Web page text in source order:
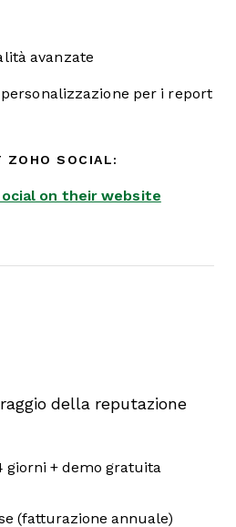
avanzate
per i report
ZOHO SOCIAL:
on their website
della reputazione
giorni + demo gratuita
(fatturazione annuale)